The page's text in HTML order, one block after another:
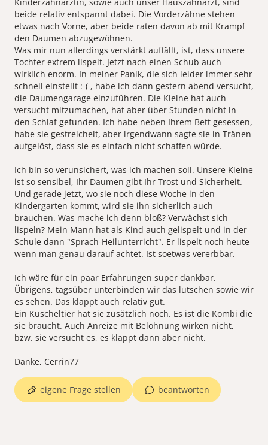
beide relativ entspannt dabei. Die Vorderzähne stehen
etwas nach Vorne, aber beide raten davon ab mit Krampf
den Daumen abzugewöhnen.
Was mir nun allerdings verstärkt auffällt, ist, dass unsere
Tochter extrem lispelt. Jetzt nach einen Schub auch
wirklich enorm. In meiner Panik, die sich leider immer sehr
schnell einstellt :-( , habe ich dann gestern abend versucht,
die Daumengarage einzuführen. Die Kleine hat auch
versucht mitzumachen, hat aber über Stunden nicht in
den Schlaf gefunden. Ich habe neben Ihrem Bett gesessen,
habe sie gestreichelt, aber irgendwann sagte sie in Tränen
aufgelöst, dass sie es einfach nicht schaffen würde.
Ich bin so verunsichert, was ich machen soll. Unsere Kleine
ist so sensibel, Ihr Daumen gibt Ihr Trost und Sicherheit.
Und gerade jetzt, wo sie noch diese Woche in den
Kindergarten kommt, wird sie ihn sicherlich auch
brauchen. Was mache ich denn bloß? Verwächst sich
lispeln? Mein Mann hat als Kind auch gelispelt und in der
Schule dann "Sprach-Heilunterricht". Er lispelt noch heute
wenn man genau darauf achtet. Ist soetwas vererbbar.
Ich wäre für ein paar Erfahrungen super dankbar.
Übrigens, tagsüber unterbinden wir das lutschen sowie wir
es sehen. Das klappt auch relativ gut.
Ein Kuscheltier hat sie zusätzlich noch. Es ist die Kombi die
sie braucht. Auch Anreize mit Belohnung wirken nicht,
bzw. sie versucht es, es klappt dann aber nicht.
Danke, Cerrin77
beantworten
eigene Frage stellen